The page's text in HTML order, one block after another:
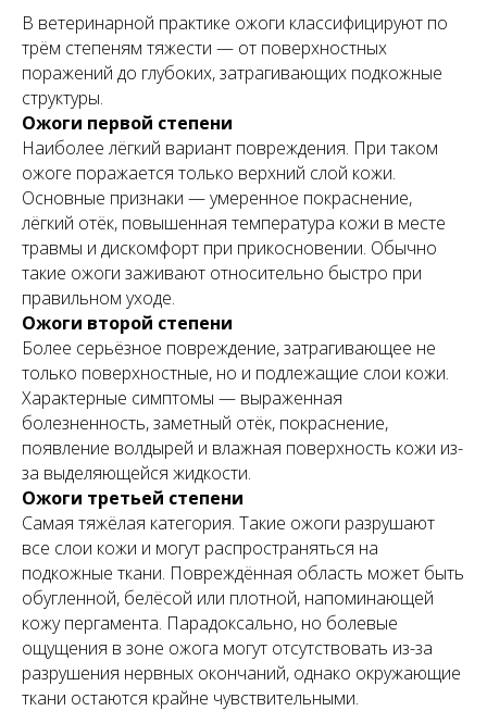
В ветеринарной практике ожоги классифицируют по
трём степеням тяжести — от поверхностных
поражений до глубоких, затрагивающих подкожные
структуры.
Ожоги первой степени
Наиболее лёгкий вариант повреждения. При таком
ожоге поражается только верхний слой кожи.
Основные признаки — умеренное покраснение,
лёгкий отёк, повышенная температура кожи в месте
травмы и дискомфорт при прикосновении. Обычно
такие ожоги заживают относительно быстро при
правильном уходе.
Ожоги второй степени
Более серьёзное повреждение, затрагивающее не
только поверхностные, но и подлежащие слои кожи.
Характерные симптомы — выраженная
болезненность, заметный отёк, покраснение,
появление волдырей и влажная поверхность кожи из-
за выделяющейся жидкости.
Ожоги третьей степени
Самая тяжёлая категория. Такие ожоги разрушают
все слои кожи и могут распространяться на
подкожные ткани. Повреждённая область может быть
обугленной, белёсой или плотной, напоминающей
кожу пергамента. Парадоксально, но болевые
ощущения в зоне ожога могут отсутствовать из-за
разрушения нервных окончаний, однако окружающие
ткани остаются крайне чувствительными.